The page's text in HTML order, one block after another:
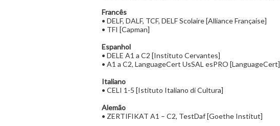
Francês
• DELF, DALF, TCF, DELF Scolaire [Alliance Française]
• TFI [Capman]
Espanhol
• DELE A1 a C2 [Instituto Cervantes]
• A1 a C2, LanguageCert UsSAL esPRO [LanguageCert]
Italiano
• CELI 1-5 [Istituto Italiano di Cultura]
Alemão
• ZERTIFIKAT A1 – C2, TestDaf [Goethe Institut]